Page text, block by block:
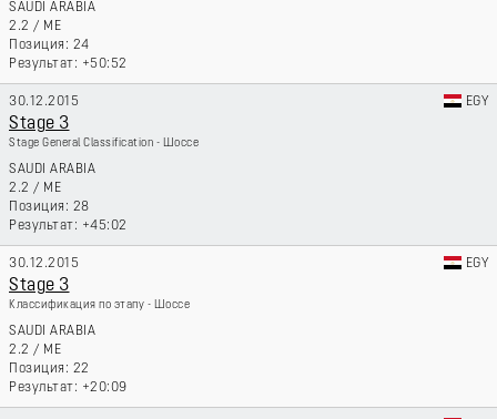
SAUDI ARABIA
2.2 / ME
24
+50:52
30.12.2015 EGY
Stage 3
Stage General Classification - Шоссе
SAUDI ARABIA
2.2 / ME
28
+45:02
30.12.2015 EGY
Stage 3
Классификация по этапу - Шоссе
SAUDI ARABIA
2.2 / ME
22
+20:09